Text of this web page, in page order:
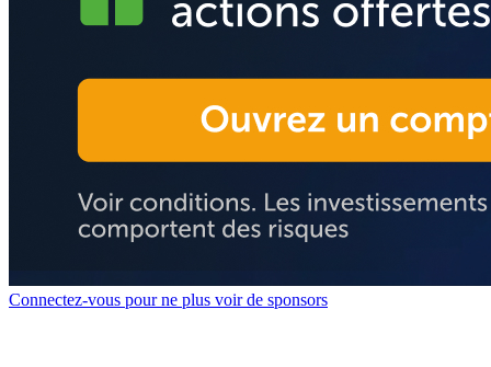
Connectez-vous pour ne plus voir de sponsors